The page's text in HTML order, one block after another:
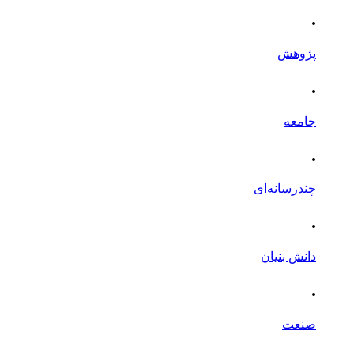
.
پژوهش
.
جامعه
.
چندرسانه‌ای
.
دانش بنیان
.
صنعت